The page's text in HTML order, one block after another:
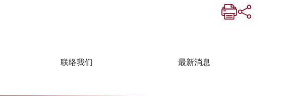
联络我们 最新消息